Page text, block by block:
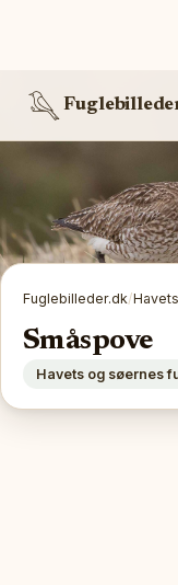
Fuglebilleder.dk/
Småspove
Havets og søernes